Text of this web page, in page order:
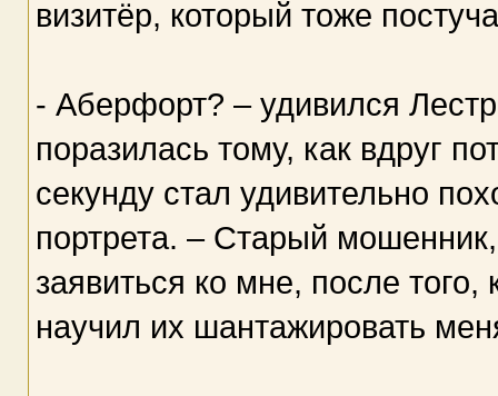
визитёр, который тоже
- Аберфорт? – удивился
поразилась тому, как вдруг
секунду стал удивительно
портрета. – Старый
заявиться ко мне, после
научил их шантажировать